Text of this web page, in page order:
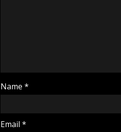
Name *
Email *